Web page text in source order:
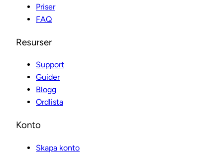
Priser
FAQ
Resurser
Support
Guider
Blogg
Ordlista
Konto
Skapa konto